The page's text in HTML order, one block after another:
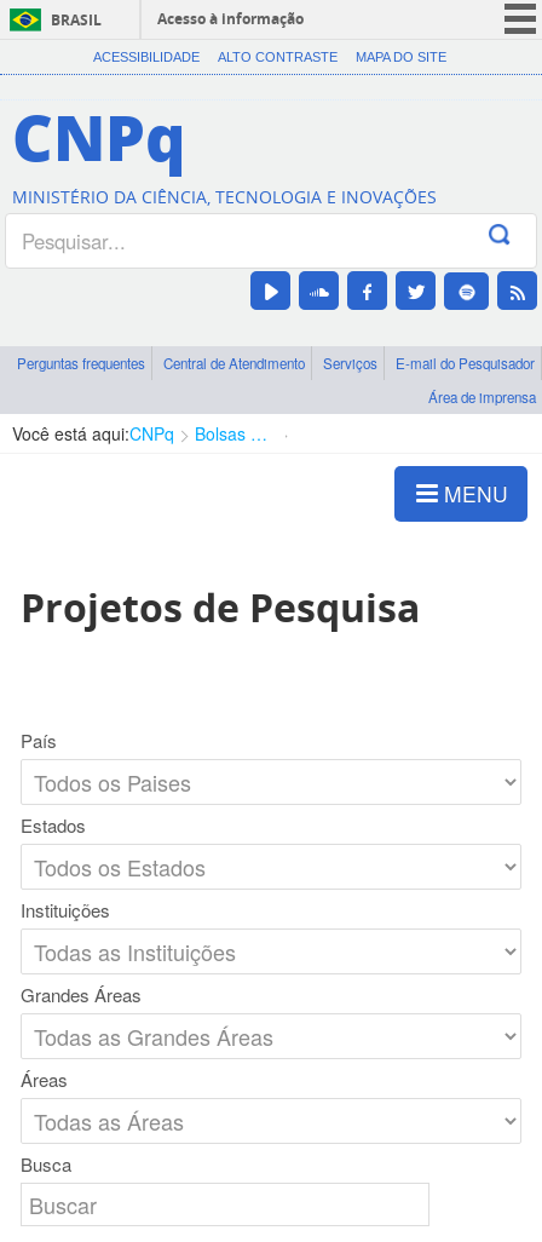
BRASIL
Acesso à informação
CORONAVÍRUS (COVID-19)
Canais
ACESSIBILIDADE ALTO CONTRASTE MAPA DO SITE
CNPq
MINISTÉRIO DA CIÊNCIA, TECNOLOGIA E INOVAÇÕES
Perguntas frequentes Central de Atendimento Serviços
E-mail do Pesquisador
Área de imprensa
Você está aqui:CNPq Bolsas e Auxílios Vigentes
MENU
Projetos de Pesquisa
País
Estados
Instituições
Grandes Áreas
Áreas
Busca